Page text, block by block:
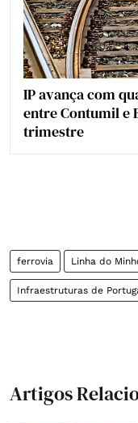
IP avança com
entre Contumil e
trimestre
ferrovia Linha do
Infraestruturas de
Artigos